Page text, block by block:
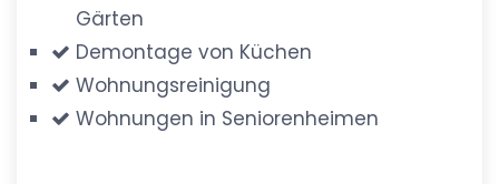
Gärten
Demontage von Küchen
Wohnungsreinigung
Wohnungen in Seniorenheimen